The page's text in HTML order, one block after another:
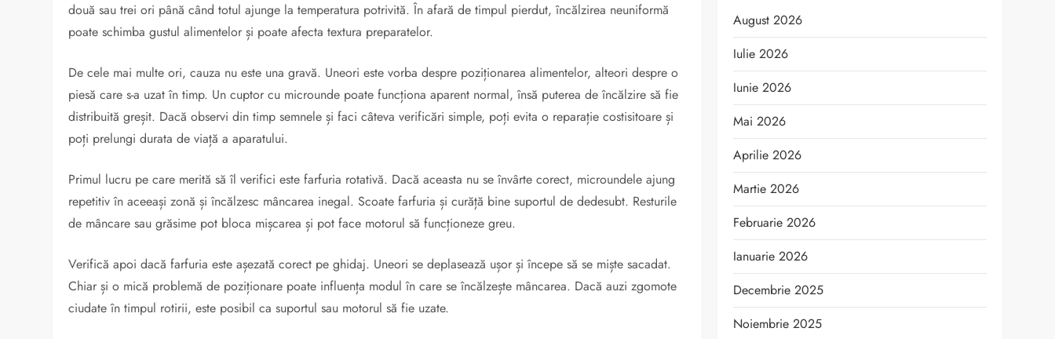
două sau trei ori până când totul ajunge la temperatura potrivită. În afară de timpul pierdut, încălzirea neuniformă
poate schimba gustul alimentelor și poate afecta textura preparatelor.
De cele mai multe ori, cauza nu este una gravă. Uneori este vorba despre poziționarea alimentelor, alteori despre o
piesă care s-a uzat în timp. Un cuptor cu microunde poate funcționa aparent normal, însă puterea de încălzire să fie
distribuită greșit. Dacă observi din timp semnele și faci câteva verificări simple, poți evita o reparație costisitoare și
poți prelungi durata de viață a aparatului.
Primul lucru pe care merită să îl verifici este farfuria rotativă. Dacă aceasta nu se învârte corect, microundele ajung
repetitiv în aceeași zonă și încălzesc mâncarea inegal. Scoate farfuria și curăță bine suportul de dedesubt. Resturile
de mâncare sau grăsime pot bloca mișcarea și pot face motorul să funcționeze greu.
Verifică apoi dacă farfuria este așezată corect pe ghidaj. Uneori se deplasează ușor și începe să se miște sacadat.
Chiar și o mică problemă de poziționare poate influența modul în care se încălzește mâncarea. Dacă auzi zgomote
ciudate în timpul rotirii, este posibil ca suportul sau motorul să fie uzate.
August 2026
Iulie 2026
Iunie 2026
Mai 2026
Aprilie 2026
Martie 2026
Februarie 2026
Ianuarie 2026
Decembrie 2025
Noiembrie 2025